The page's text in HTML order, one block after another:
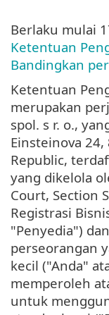
Berlaku mulai
Ketentuan
Bandingkan
Ketentuan
merupakan
spol. s r. o.,
Einsteinova 24,
Republic,
yang dikelola
Court, Section
Registrasi
"Penyedia")
perseorangan
kecil ("Anda"
memperoleh
untuk